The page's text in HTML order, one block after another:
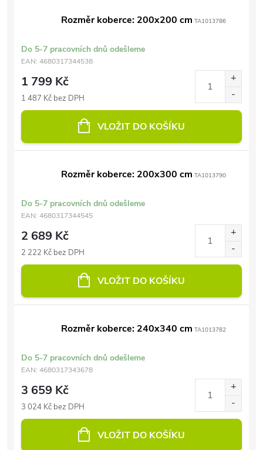
Rozměr koberce: 200x200 cm TA1013786
Do 5-7 pracovních dnů odešleme
EAN: 4680317344538
1 799 Kč
1 487 Kč bez DPH
VLOŽIT DO KOŠÍKU
Rozměr koberce: 200x300 cm TA1013790
Do 5-7 pracovních dnů odešleme
EAN: 4680317344545
2 689 Kč
2 222 Kč bez DPH
VLOŽIT DO KOŠÍKU
Rozměr koberce: 240x340 cm TA1013782
Do 5-7 pracovních dnů odešleme
EAN: 4680317343678
3 659 Kč
3 024 Kč bez DPH
VLOŽIT DO KOŠÍKU